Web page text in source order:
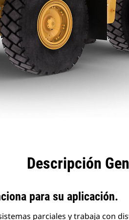
Descripción
para su aplicación.
parciales y trabaja con